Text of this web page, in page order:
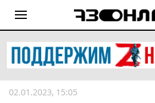
02.01.2023, 15:05